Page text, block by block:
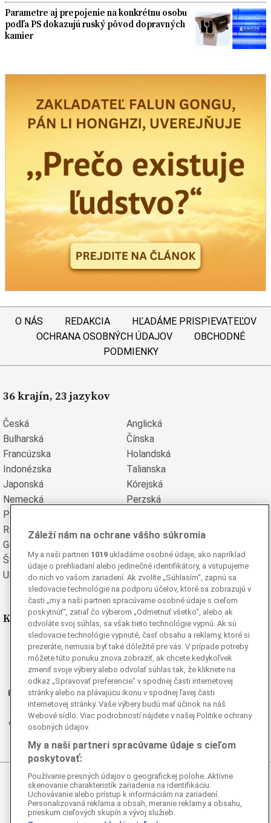
Parametre aj prepojenie na konkrétnu osobu
podľa PS dokazujú ruský pôvod dopravných
kamier
O NÁS REDAKCIA
HĽADÁME PRISPIEVATEĽOV
OCHRANA OSOBNÝCH ÚDAJOV
OBCHODNÉ
PODMIENKY
36 krajín, 23 jazykov
Česká
Anglická
Bulharská
Čínska
Francúzska
Holandská
Indonézska
Talianska
Japonská
Kórejská
Nemecká
Perzská
Poľská
Rumunská
Ruská
Grécka
Švédska
Turecká
Ukrajinská
Vietnamská
Kde nás nájdete
Facebook
Instagram
Ganjing
Youtube
Twitter
Telegram
RSS
© 2026 Epoch Times Slovensko
Všetky práva vyhradené. Publikovanie alebo ďalšie šírenie
správ a fotografií zo zdrojov TASR je bez
Záleží nám na ochrane vášho súkromia
My a naši partneri 1019 ukladáme osobné údaje, ako napríklad
údaje o prehliadaní alebo jedinečné identifikátory, a vstupujeme
do nich vo vašom zariadení. Ak zvolíte „Súhlasím“, zapnú sa
sledovacie technológie na podporu účelov, ktoré sa zobrazujú v
časti „my a naši partneri spracúvame osobné údaje s cieľom
poskytnúť“, zatiaľ čo výberom „Odmetnuť všetko“, alebo ak
odvoláte svoj súhlas, sa však tieto technológie vypnú. Ak sú
sledovacie technológie vypnuté, časť obsahu a reklamy, ktoré si
prezeráte, nemusia byť také dôležité pre vás. V prípade potreby
môžete túto ponuku znova zobraziť, ak chcete kedykoľvek
zmeniť svoje výbery alebo odvolať súhlas tak, že kliknete na
odkaz „Spravovať preferencie“ v spodnej časti internetovej
stránky alebo na plávajúcu ikonu v spodnej ľavej časti
internetovej stránky. Vaše výbery budú mať účinok na náš
Webové sídlo. Viac podrobností nájdete v našej Politike ochrany
osobných údajov.
My a naši partneri spracúvame údaje s cieľom
poskytovať:
Používanie presných údajov o geografickej polohe. Aktívne
skenovanie charakteristík zariadenia na identifikáciu.
Uchovávanie alebo prístup k informáciám na zariadení.
Personalizovaná reklama a obsah, meranie reklamy a obsahu,
prieskum cieľových skupín a vývoj služieb.